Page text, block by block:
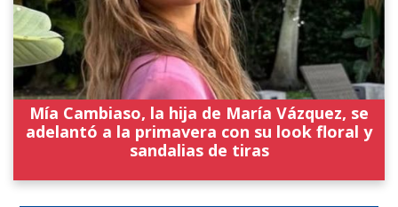
Mía Cambiaso, la hija de María Vázquez, se
adelantó a la primavera con su look floral y
sandalias de tiras